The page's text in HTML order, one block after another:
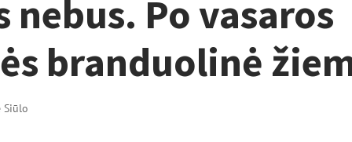
nebus. Po vasaros
branduolinė
Siūlo